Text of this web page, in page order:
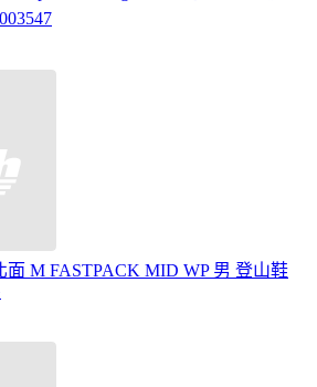
面 M FASTPACK MID WP 男 登山鞋